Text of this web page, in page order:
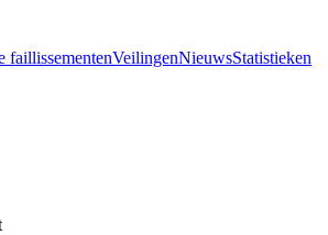
faillissementenVeilingenNieuwsStatistieken